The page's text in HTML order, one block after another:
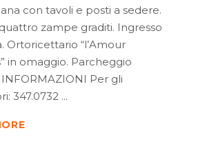
con tavoli e posti a sedere.
zampe graditi. Ingresso
Ortoricettario “l’Amour
in omaggio. Parcheggio
Per gli
347.0732